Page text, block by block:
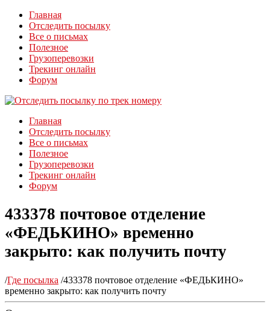
Главная
Отследить посылку
Все о письмах
Полезное
Грузоперевозки
Трекинг онлайн
Форум
Главная
Отследить посылку
Все о письмах
Полезное
Грузоперевозки
Трекинг онлайн
Форум
433378 почтовое отделение
«ФЕДЬКИНО» временно
закрыто: как получить почту
/Где посылка /433378 почтовое отделение «ФЕДЬКИНО»
временно закрыто: как получить почту